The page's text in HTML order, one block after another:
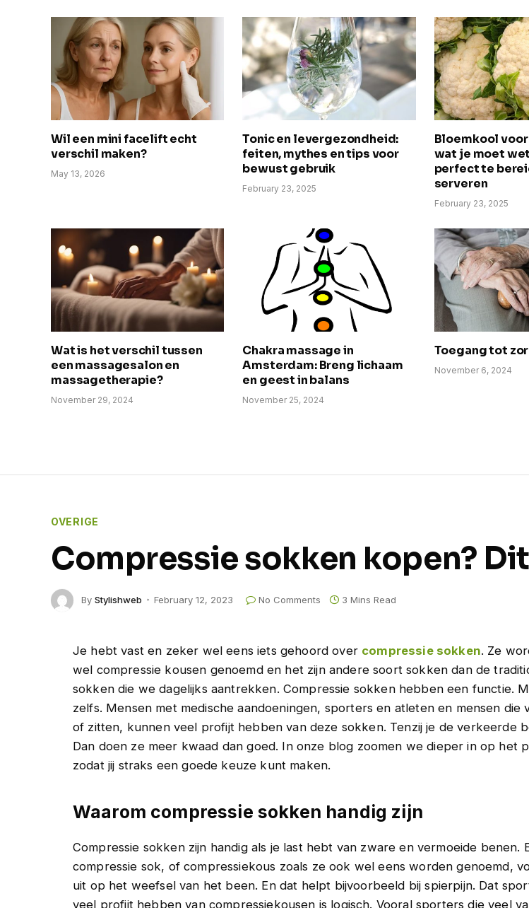
Wil een mini facelift echt
verschil maken?
May 13, 2026
Tonic en levergezondheid:
feiten, mythes en tips voor
bewust gebruik
February 23, 2025
Bloemkool voor
wat je moet
perfect te
serveren
February 23, 2025
Wat is het verschil tussen
een massagesalon en
massagetherapie?
November 29, 2024
Chakra massage in
Amsterdam: Breng lichaam
en geest in balans
November 25, 2024
Toegang tot
November 6, 2024
OVERIGE
Compressie sokken kopen?
By Stylishweb February 12, 2023 No Comments 3 Mins Read
Je hebt vast en zeker wel eens iets gehoord over compressie sokken. Ze
wel compressie kousen genoemd en het zijn andere soort sokken dan de
sokken die we dagelijks aantrekken. Compressie sokken hebben een functie.
zelfs. Mensen met medische aandoeningen, sporters en atleten en mensen die
of zitten, kunnen veel profijt hebben van deze sokken. Tenzij je de verkeerde
Dan doen ze meer kwaad dan goed. In onze blog zoomen we dieper in op het
zodat jij straks een goede keuze kunt maken.
Waarom compressie sokken handig zijn
Compressie sokken zijn handig als je last hebt van zware en vermoeide benen.
compressie sok, of compressiekous zoals ze ook wel eens worden genoemd,
uit op het weefsel van het been. En dat helpt bijvoorbeeld bij spierpijn. Dat
veel profijt hebben van compressiekousen is logisch. Vooral sporters die veel